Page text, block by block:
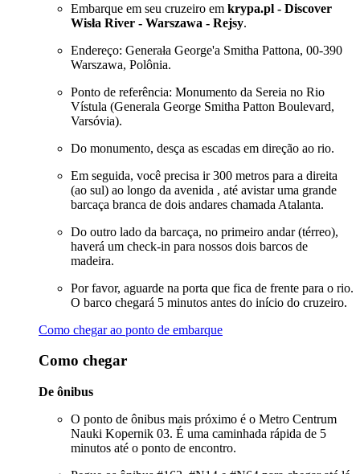
Embarque em seu cruzeiro em krypa.pl - Discover
Wisła River - Warszawa - Rejsy.
Endereço: Generała George'a Smitha Pattona, 00-390
Warszawa, Polônia.
Ponto de referência: Monumento da Sereia no Rio
Vístula (Generala George Smitha Patton Boulevard,
Varsóvia).
Do monumento, desça as escadas em direção ao rio.
Em seguida, você precisa ir 300 metros para a direita
(ao sul) ao longo da avenida , até avistar uma grande
barcaça branca de dois andares chamada Atalanta.
Do outro lado da barcaça, no primeiro andar (térreo),
haverá um check-in para nossos dois barcos de
madeira.
Por favor, aguarde na porta que fica de frente para o rio.
O barco chegará 5 minutos antes do início do cruzeiro.
Como chegar ao ponto de embarque
Como chegar
De ônibus
O ponto de ônibus mais próximo é o Metro Centrum
Nauki Kopernik 03. É uma caminhada rápida de 5
minutos até o ponto de encontro.